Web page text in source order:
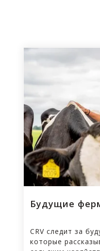
Будущие
CRV следит за
которые